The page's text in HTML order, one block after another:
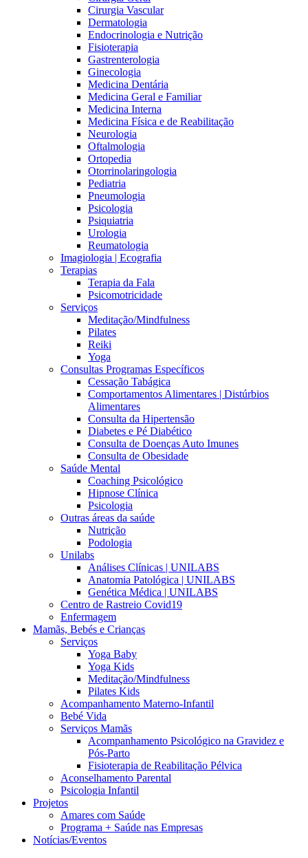
Cirurgia Vascular
Dermatologia
Endocrinologia e Nutrição
Fisioterapia
Gastrenterologia
Ginecologia
Medicina Dentária
Medicina Geral e Familiar
Medicina Interna
Medicina Física e de Reabilitação
Neurologia
Oftalmologia
Ortopedia
Otorrinolaringologia
Pediatria
Pneumologia
Psicologia
Psiquiatria
Urologia
Reumatologia
Imagiologia | Ecografia
Terapias
Terapia da Fala
Psicomotricidade
Serviços
Meditação/Mindfulness
Pilates
Reiki
Yoga
Consultas Programas Específicos
Cessação Tabágica
Comportamentos Alimentares | Distúrbios
Alimentares
Consulta da Hipertensão
Diabetes e Pé Diabético
Consulta de Doenças Auto Imunes
Consulta de Obesidade
Saúde Mental
Coaching Psicológico
Hipnose Clínica
Psicologia
Outras áreas da saúde
Nutrição
Podologia
Unilabs
Análises Clínicas | UNILABS
Anatomia Patológica | UNILABS
Genética Médica | UNILABS
Centro de Rastreio Covid19
Enfermagem
Mamãs, Bebés e Crianças
Serviços
Yoga Baby
Yoga Kids
Meditação/Mindfulness
Pilates Kids
Acompanhamento Materno-Infantil
Bebé Vida
Serviços Mamãs
Acompanhamento Psicológico na Gravidez e
Pós-Parto
Fisioterapia de Reabilitação Pélvica
Aconselhamento Parental
Psicologia Infantil
Projetos
Amares com Saúde
Programa + Saúde nas Empresas
Notícias/Eventos